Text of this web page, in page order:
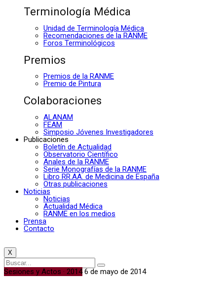
Terminología Médica
Unidad de Terminología Médica
Recomendaciones de la RANME
Foros Terminológicos
Premios
Premios de la RANME
Premio de Pintura
Colaboraciones
ALANAM
FEAM
Simposio Jóvenes Investigadores
Publicaciones
Boletín de Actualidad
Observatorio Científico
Anales de la RANME
Serie Monografías de la RANME
Libro RR.AA. de Medicina de España
Otras publicaciones
Noticias
Noticias
Actualidad Médica
RANME en los medios
Prensa
Contacto
X
Sesiones y Actos · 2014 6 de mayo de 2014